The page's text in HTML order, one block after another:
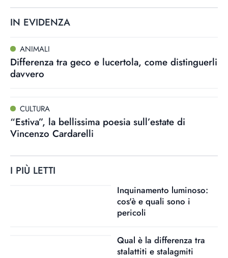
IN EVIDENZA
ANIMALI
Differenza tra geco e lucertola, come distinguerli
davvero
CULTURA
“Estiva”, la bellissima poesia sull’estate di
Vincenzo Cardarelli
I PIÙ LETTI
Inquinamento luminoso:
cos'è e quali sono i
pericoli
Qual è la differenza tra
stalattiti e stalagmiti